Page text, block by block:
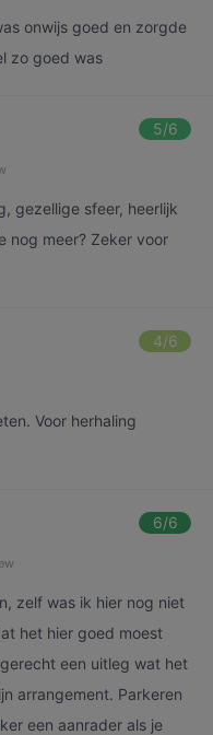
onwijs goed en zorgde
zo goed was
5/6
gezellige sfeer, heerlijk
nog meer? Zeker voor
4/6
Voor herhaling
6/6
zelf was ik hier nog niet
het hier goed moest
een uitleg wat het
arrangement. Parkeren
een aanrader als je